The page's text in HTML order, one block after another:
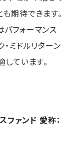
期待できます。
フォーマンス
ミドルリターン
ています。
ァンド 愛称：